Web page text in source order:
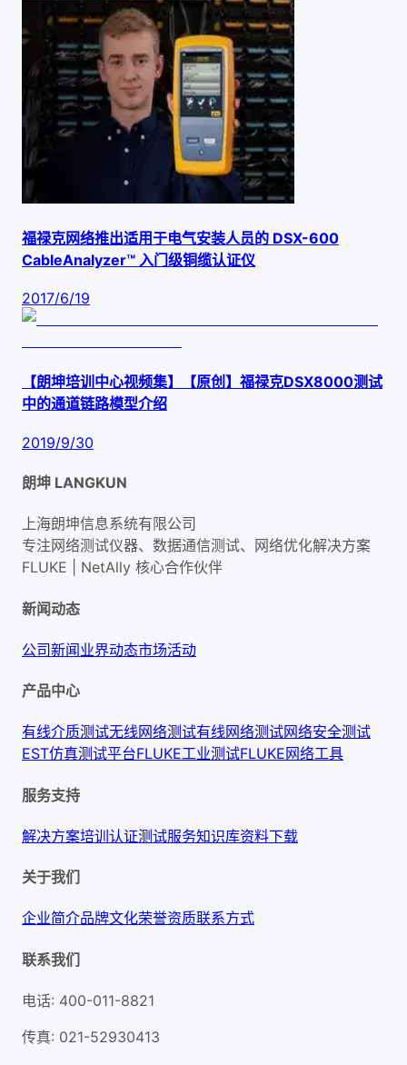
福禄克网络推出适用于电气安装人员的 DSX-600
CableAnalyzer™ 入门级铜缆认证仪
2017/6/19
【朗坤培训中心视频集】【原创】福禄克DSX8000测试
中的通道链路模型介绍
2019/9/30
朗坤 LANGKUN
上海朗坤信息系统有限公司
专注网络测试仪器、数据通信测试、网络优化解决方案
FLUKE | NetAlly 核心合作伙伴
新闻动态
公司新闻业界动态市场活动
产品中心
有线介质测试无线网络测试有线网络测试网络安全测试
EST仿真测试平台FLUKE工业测试FLUKE网络工具
服务支持
解决方案培训认证测试服务知识库资料下载
关于我们
企业简介品牌文化荣誉资质联系方式
联系我们
电话: 400-011-8821
传真: 021-52930413